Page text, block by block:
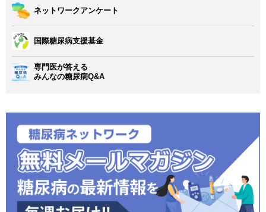
ネットワークアンケート
国際糖尿病支援基金
専門医が答える
みんなの糖尿病Q&A